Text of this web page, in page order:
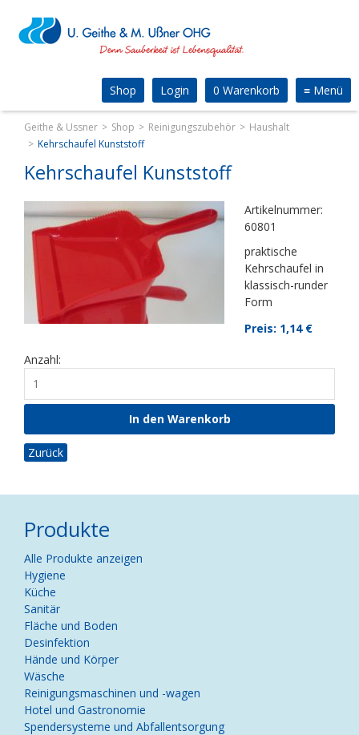
≡ Menü
0 Warenkorb
Login
Shop
Geithe & Ussner Shop Reinigungszubehör
Haushalt
Kehrschaufel Kunststoff
Kehrschaufel Kunststoff
Artikelnummer:
60801
praktische
Kehrschaufel in
klassisch-runder
Form
Preis: 1,14 €
Anzahl:
Zurück
Produkte
Navigation
überspringen
Alle Produkte anzeigen
Hygiene
Küche
Sanitär
Fläche und Boden
Desinfektion
Hände und Körper
Wäsche
Reinigungsmaschinen und -wagen
Hotel und Gastronomie
Spendersysteme und Abfallentsorgung